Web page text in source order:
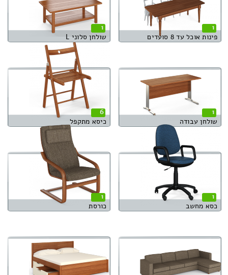
1
פינות אוכל עד 8 סועדים
1
שולחן סלוני L
1
שולחן עבודה
6
כיסא מתקפל
1
כסא מחשב
1
כורסת